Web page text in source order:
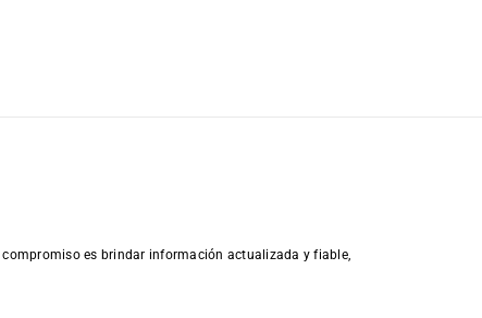
compromiso es brindar información actualizada y fiable,